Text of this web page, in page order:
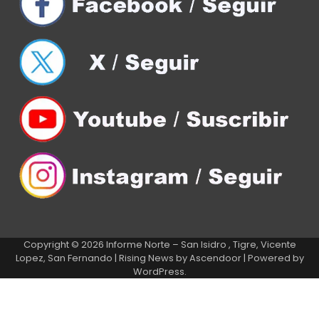
Copyright © 2026 Informe Norte – San Isidro , Tigre, Vicente
Lopez, San Fernando | Rising News byAscendoor| Powered by
WordPress.